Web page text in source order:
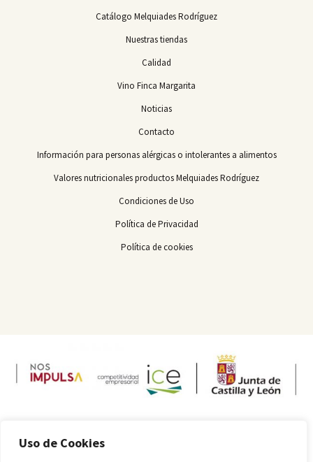
Uso de Cookies
Catálogo Melquiades Rodríguez
Nuestras tiendas
Calidad
Vino Finca Margarita
Noticias
Contacto
Información para personas alérgicas o intolerantes a alimentos
Valores nutricionales productos Melquiades Rodríguez
Condiciones de Uso
Política de Privacidad
Política de cookies